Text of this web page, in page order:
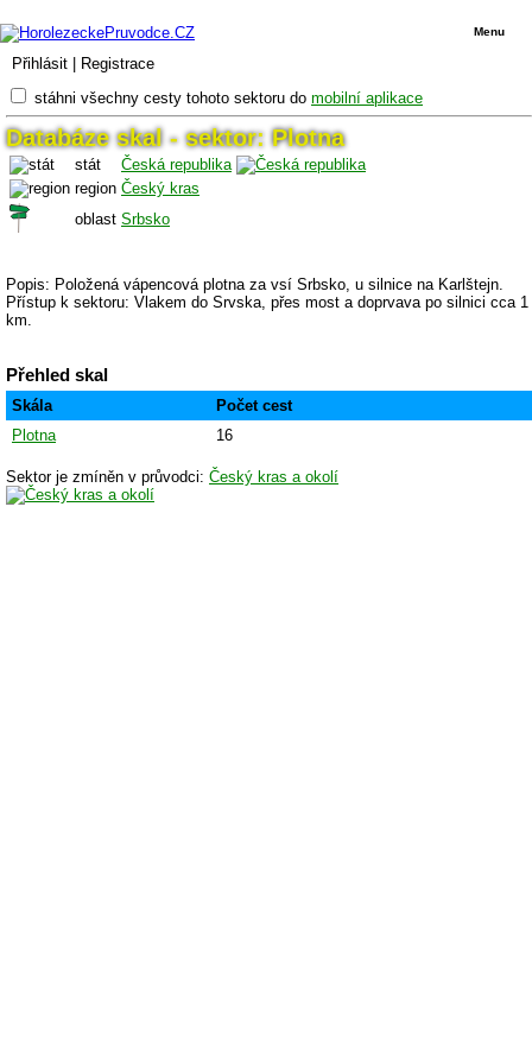
Přihlásit Registrace
Menu
stáhni všechny cesty tohoto sektoru do mobilní aplikace
Databáze skal - sektor: Plotna
stát
Česká republika
region Český kras
oblast Srbsko
Popis: Položená vápencová plotna za vsí Srbsko, u silnice na Karlštejn.
Přístup k sektoru: Vlakem do Srvska, přes most a doprvava po silnici cca 1
km.
Přehled skal
Skála
Počet cest
Plotna
16
Sektor je zmíněn v průvodci: Český kras a okolí